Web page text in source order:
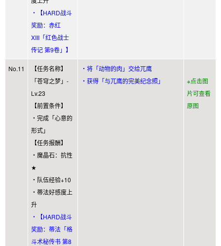
・【HARD战斗
奖励：赤红
XIII「红色战士
传记 第9卷」】
No.11
【任务名称】
「苍穹之梦」-
Lv.23
【前置条件】
・完成「心意的
形式」
【任务报酬】
・魔晶石：抗性
★
・队伍经验+10
・蒂法好感度上
升
・【HARD战斗
奖励：蒂法「格
斗术秘传书 第8
・将「动物的肉」交给兀鹰
・获得「与兀鹰的完美纪念照」
※点击图
片可查看
原图